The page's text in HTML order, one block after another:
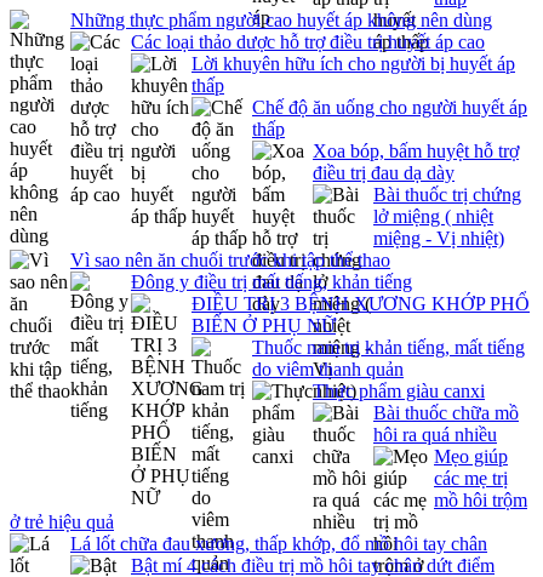
Những thực phẩm người cao huyết áp không nên dùng
Các loại thảo dược hỗ trợ điều trị huyết áp cao
Lời khuyên hữu ích cho người bị huyết áp
thấp
Chế độ ăn uống cho người huyết áp
thấp
Xoa bóp, bấm huyệt hỗ trợ
điều trị đau dạ dày
Bài thuốc trị chứng
lở miệng ( nhiệt
miệng - Vị nhiệt)
Vì sao nên ăn chuối trước khi tập thể thao
Đông y điều trị mất tiếng, khản tiếng
ĐIỀU TRỊ 3 BỆNH XƯƠNG KHỚP PHỔ
BIẾN Ở PHỤ NỮ
Thuốc nam trị khản tiếng, mất tiếng
do viêm thanh quản
Thực phẩm giàu canxi
Bài thuốc chữa mồ
hôi ra quá nhiều
Mẹo giúp
các mẹ trị
mồ hôi trộm
ở trẻ hiệu quả
Lá lốt chữa đau xương, thấp khớp, đổ mồ hôi tay chân
Bật mí 4 cách điều trị mồ hôi tay chân dứt điểm